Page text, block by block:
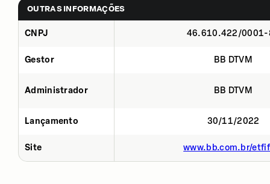
OUTRAS INFORMAÇÕES
CNPJ 46.610.422/0001-
Gestor BB DTVM
Administrador BB DTVM
Lançamento 30/11/2022
Site www.bb.com.br/